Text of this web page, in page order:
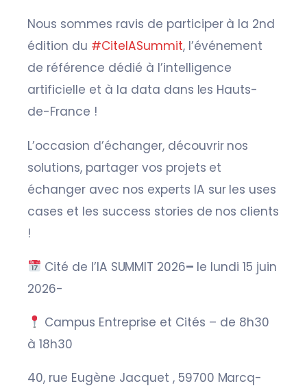
Nous sommes ravis de participer à la 2nd
édition du #CiteIASummit, l’événement
de référence dédié à l’intelligence
artificielle et à la data dans les Hauts-
de-France !
L’occasion d’échanger, découvrir nos
solutions, partager vos projets et
échanger avec nos experts IA sur les uses
cases et les success stories de nos clients
!
Cité de l’IA SUMMIT 2026– le lundi 15 juin
2026-
Campus Entreprise et Cités – de 8h30
à 18h30
40, rue Eugène Jacquet , 59700 Marcq-